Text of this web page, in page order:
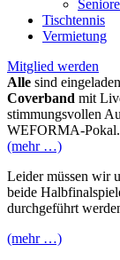
Tischtennis
Vermietung
Mitglied werden
Alle sind
Coverband mit
stimmungsvollen
WEFORMA-Pokal.
(mehr …)
Leider müssen wir
beide
durchgeführt
(mehr …)